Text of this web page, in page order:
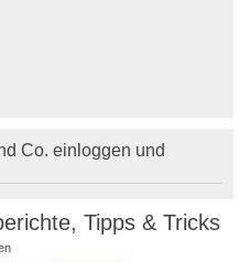
Co. einloggen und
Tipps & Tricks